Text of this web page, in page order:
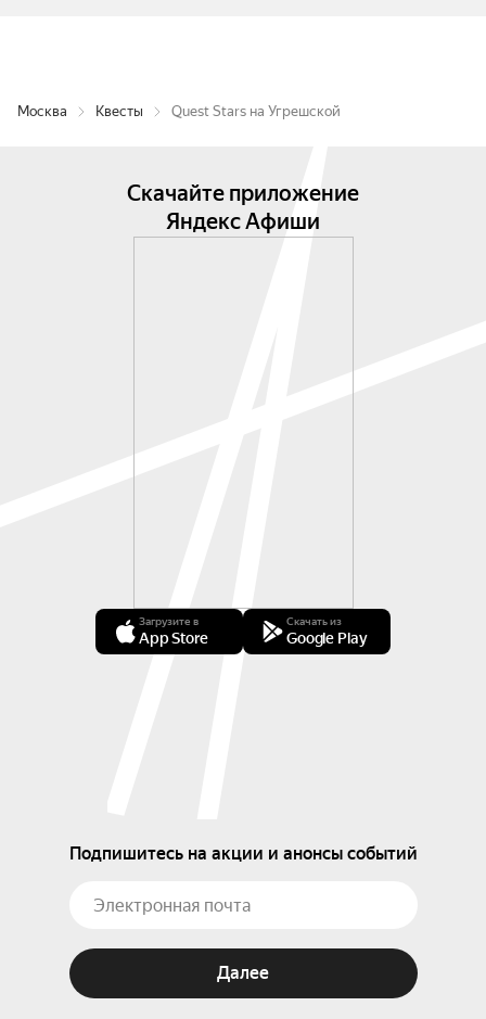
Москва Квесты Quest Stars на Угрешской
Скачайте приложение
Яндекс Афиши
Загрузите в
App Store
Скачать из
Google Play
Подпишитесь на акции и анонсы событий
Далее